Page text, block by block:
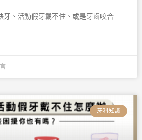
牙、活動假牙戴不住、或是牙齒咬合
牙科知識